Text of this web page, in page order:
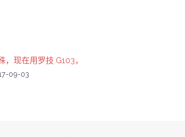
现在用罗技 G103，
09-03